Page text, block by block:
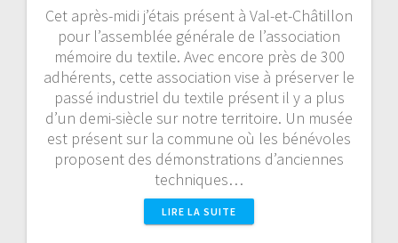
Cet après-midi j’étais présent à Val-et-Châtillon
pour l’assemblée générale de l’association
mémoire du textile. Avec encore près de 300
adhérents, cette association vise à préserver le
passé industriel du textile présent il y a plus
d’un demi-siècle sur notre territoire. Un musée
est présent sur la commune où les bénévoles
proposent des démonstrations d’anciennes
techniques…
LIRE LA SUITE